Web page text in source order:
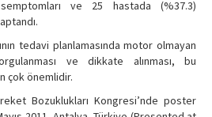
ve 25 hastada (%37.3)
tedavi planlamasında motor olmayan
ve dikkate alınması, bu
çok önemlidir.
Bozuklukları Kongresi’nde poster